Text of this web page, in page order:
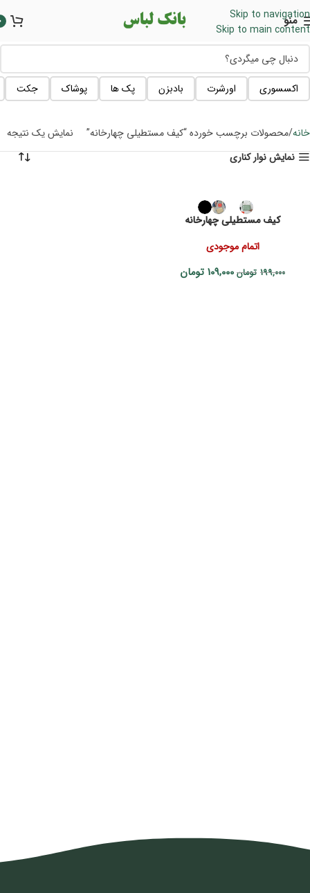
Skip to navigation
Skip to main content
منو
اکسسوری اورشرت بادبزن پک ها پوشاک جکت
خانه محصولات برچسب خورده “کیف مستطیلی چهارخانه”
نمایش یک نتیجه
نمایش نوار کناری
کیف مستطیلی چهارخانه
اتمام موجودی
199,000 تومان 109,000 تومان